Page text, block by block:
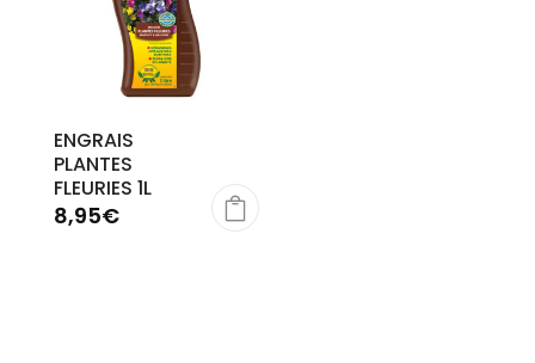
ENGRAIS
PLANTES
FLEURIES 1L
8,95€